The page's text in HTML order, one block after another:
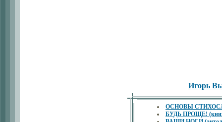
Игорь
ОСНОВЫ
БУДЬ ПРОЩЕ!